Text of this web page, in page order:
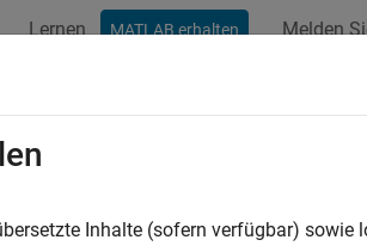
Lernen MATLAB erhalten Melden
Inhalte (sofern verfügbar)